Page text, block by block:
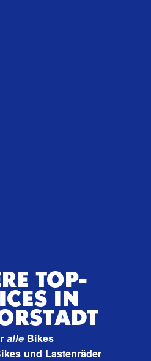
TOP-
IN
alle Bikes
und Lastenräder